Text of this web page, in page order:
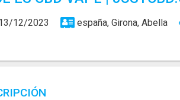
12/2023 españa, Girona, Abella